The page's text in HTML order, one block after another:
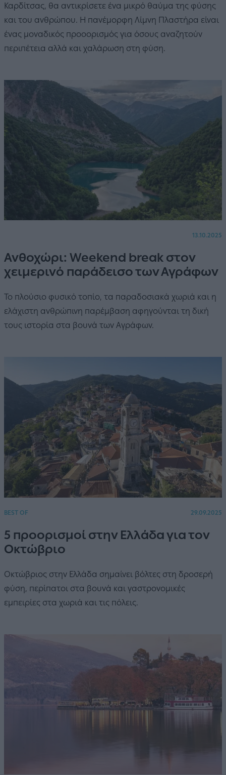
Καρδίτσας, θα αντικρίσετε ένα μικρό θαύμα της φύσης
και του ανθρώπου. Η πανέμορφη Λίμνη Πλαστήρα είναι
ένας μοναδικός προοορισμός για όσους αναζητούν
περιπέτεια αλλά και χαλάρωση στη φύση.
13.10.2025
Ανθοχώρι: Weekend break στον
χειμερινό παράδεισο των Αγράφων
Το πλούσιο φυσικό τοπίο, τα παραδοσιακά χωριά και η
ελάχιστη ανθρώπινη παρέμβαση αφηγούνται τη δική
τους ιστορία στα βουνά των Αγράφων.
BEST OF 29.09.2025
5 προορισμοί στην Ελλάδα για τον
Οκτώβριο
Οκτώβριος στην Ελλάδα σημαίνει βόλτες στη δροσερή
φύση, περίπατοι στα βουνά και γαστρονομικές
εμπειρίες στα χωριά και τις πόλεις.